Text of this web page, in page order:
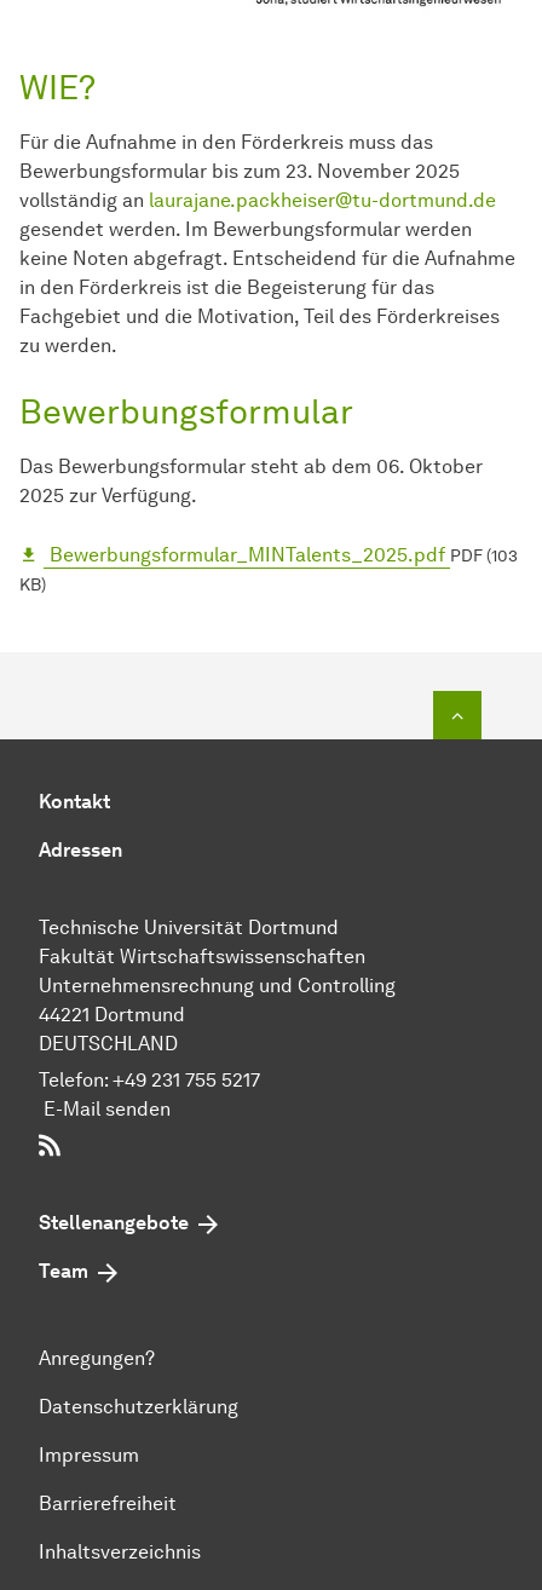
WIE?
Für die Aufnahme in den Förderkreis muss das
Bewerbungsformular bis zum 23. November 2025
vollständig an laurajane.packheiser@tu-dortmund.de
gesendet werden. Im Bewerbungsformular werden
keine Noten abgefragt. Entscheidend für die Aufnahme
in den Förderkreis ist die Begeisterung für das
Fachgebiet und die Motivation, Teil des Förderkreises
zu werden.
Bewerbungsformular
Das Bewerbungsformular steht ab dem 06. Oktober
2025 zur Verfügung.
Bewerbungsformular_MINTalents_2025.pdf PDF (103
KB)
Kontakt
Adressen
Technische Universität Dortmund
Fakultät Wirtschaftswissenschaften
Unternehmensrechnung und Controlling
44221 Dortmund
DEUTSCHLAND
Telefon: +49 231 755 5217
E-Mail senden
Stellenangebote
Team
Anregungen?
Datenschutzerklärung
Impressum
Barrierefreiheit
Inhaltsverzeichnis